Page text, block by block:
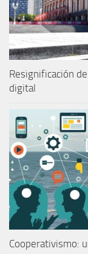
Resignificación
digital
Cooperativismo: